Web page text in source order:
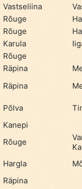
Vastseliina
Rõuge
Rõuge
Karula
Rõuge
Räpina
Räpina
Põlva
Kanepi
Rõuge
Hargla
Räpina